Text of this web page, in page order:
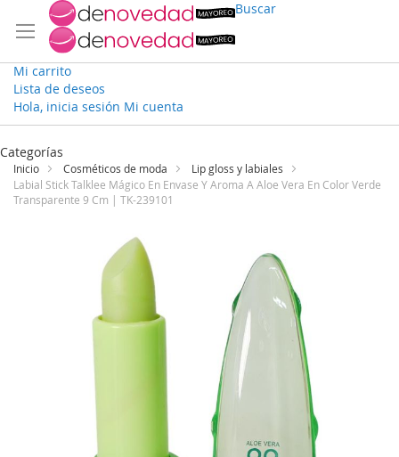
Buscar
Mi carrito
Lista de deseos
Hola, inicia sesión Mi cuenta
Ir
contenido
Categorías
Inicio Cosméticos de moda
Lip gloss y labiales
Labial Stick Talklee Mágico En Envase Y Aroma A Aloe Vera En Color Verde
Transparente 9 Cm | TK-239101